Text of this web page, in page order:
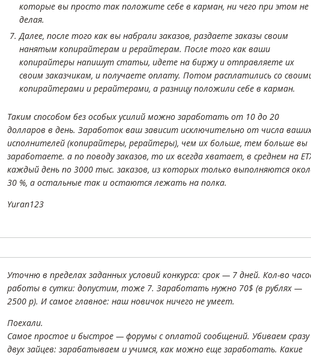
которые вы просто так положите себе в карман, ни чего при этом не
делая.
Далее, после того как вы набрали заказов, раздаете заказы своим
нанятым копирайтерам и рерайтерам. После того как ваши
копирайтеры напишут статьи, идете на биржу и отправляете их
своим заказчикам, и получаете оплату. Потом расплатились со
копирайтерами и рерайтерами, а разницу положили себе в карман.
Таким способом без особых усилий можно заработать от 10 до 20
долларов в день. Заработок ваш зависит исключительно от числа
исполнителей (копирайтеры, рерайтеры), чем их больше, тем больше вы
заработаете. а по поводу заказов, то их всегда хватает, в среднем на
каждый день по 3000 тыс. заказов, из которых только выполняются
30 %, а остальные так и остаются лежать на полка.
Yuran123
Уточню в пределах заданных условий конкурса: срок — 7 дней. Кол-во
работы в сутки: допустим, тоже 7. Заработать нужно 70$ (в рублях —
2500 р). И самое главное: наш новичок ничего не умеет.
Поехали.
Самое простое и быстрое — форумы с оплатой сообщений. Убиваем сразу
двух зайцев: зарабатываем и учимся, как можно еще заработать. Какие